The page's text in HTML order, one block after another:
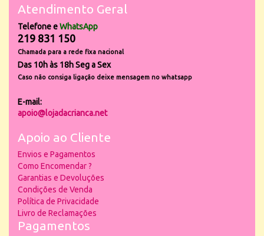
Atendimento Geral
Telefone eWhatsApp
219 831 150
Chamada para a rede fixa nacional
Das 10h às 18h Seg a Sex
Caso não consiga ligação deixe mensagem no whatsapp
E-mail:
apoio@lojadacrianca.net
Apoio ao Cliente
Envios e Pagamentos
Como Encomendar ?
Garantias e Devoluções
Condições de Venda
Política de Privacidade
Livro de Reclamações
Pagamentos